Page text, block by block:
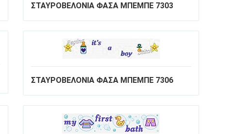
ΣΤΑΥΡΟΒΕΛΟΝΙΑ ΦΑΣΑ ΜΠΕΜΠΕ 7303
ΣΤΑΥΡΟΒΕΛΟΝΙΑ ΦΑΣΑ ΜΠΕΜΠΕ 7306